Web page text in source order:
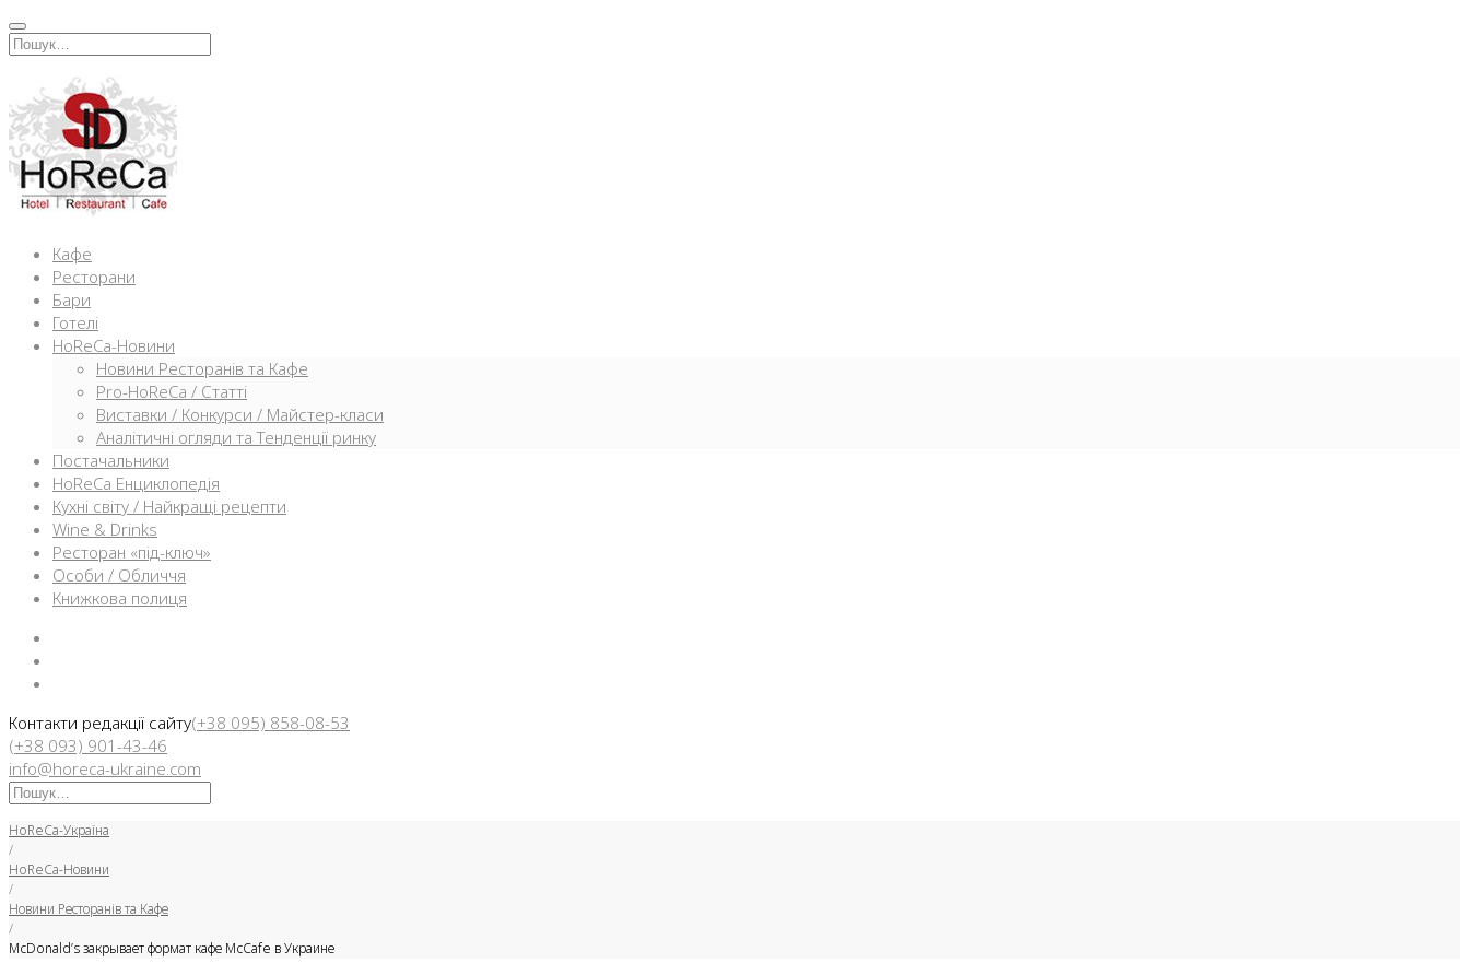
Перейти
кИскать:
Кафе
Ресторани
Бари
Готелі
HoReCa-Новини
Новини Ресторанів та Кафе
Pro-HoReCa / Статті
Виставки / Конкурси / Майстер-класи
Аналітичні огляди та Тенденції ринку
Постачальники
HoReCa Енциклопедія
Кухні світу / Найкращі рецепти
Wine & Drinks
Ресторан «під-ключ»
Особи / Обличчя
Книжкова полиця
Контакти редакції сайту(+38 095) 858-08-53
(+38 093) 901-43-46
info@horeca-ukraine.com
Искать:
HoReCa-Україна
/
HoReCa-Новини
/
Новини Ресторанів та Кафе
/
McDonald’s закрывает формат кафе McCafe в Украине